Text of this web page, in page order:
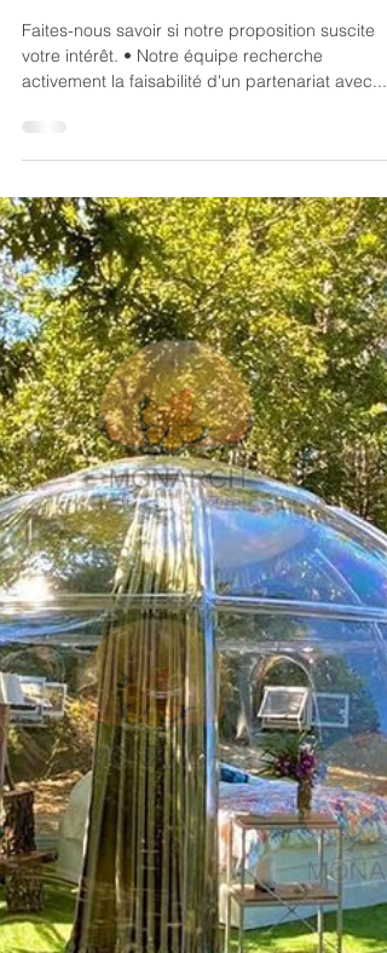
GROUP MONARCH INTERNATIONAL
activement la faisabilité d'un partenariat avec...